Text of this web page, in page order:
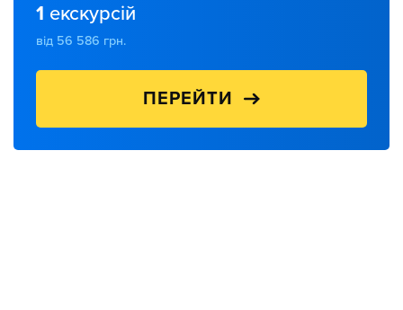
1 екскурсій
від 56 586 грн.
ПЕРЕЙТИ